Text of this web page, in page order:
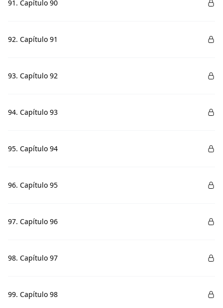
91. Capítulo 90
92. Capítulo 91
93. Capítulo 92
94. Capítulo 93
95. Capítulo 94
96. Capítulo 95
97. Capítulo 96
98. Capítulo 97
99. Capítulo 98